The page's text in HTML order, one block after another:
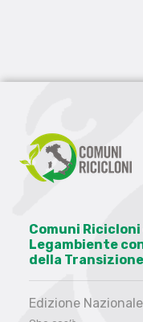
Comuni
Legambiente
della
Edizione Nazionale